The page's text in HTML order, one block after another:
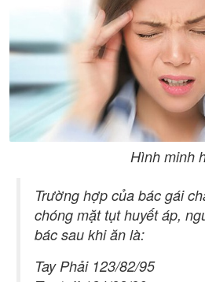
Hình minh
Trường hợp của bác gái
chóng mặt tụt huyết áp,
bác sau khi ăn là:
Tay Phải 123/82/95